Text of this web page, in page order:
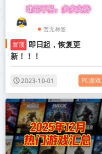
暂无标签
置顶 即日起，恢复更
新！！！
2023-10-01 PC游戏